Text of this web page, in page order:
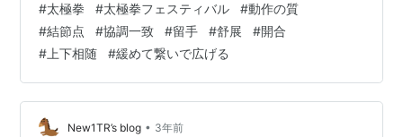
う。 動作の開始から終了まで、均一な動きに見えても、
下記の点で質に違いが出るのだ。 ①結節点意識の差と、
緩めて繋いで広げる、と言う身体内部の動きの質に差が
ある。③協調一致と上下相随：身体全体が一つの動作に
向かっている一体感に差がある。④留手：身体が手を動
かしている事の現れ。まず身体が動き始めてか…
#太極拳 #太極拳フェスティバル #動作の質
#結節点 #協調一致 #留手 #舒展 #開合
#上下相随 #緩めて繋いで広げる
New1TR’s blog • 3年前